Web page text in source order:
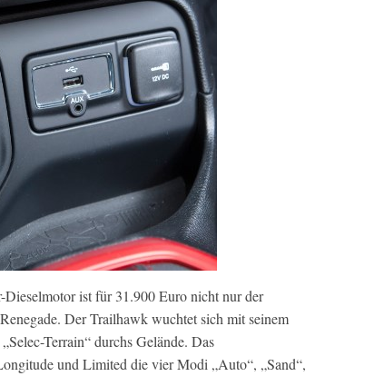
ist für 31.900 Euro nicht nur der
Der Trailhawk wuchtet sich mit seinem
Terrain“ durchs Gelände. Das
und Limited die vier Modi „Auto“, „Sand“,